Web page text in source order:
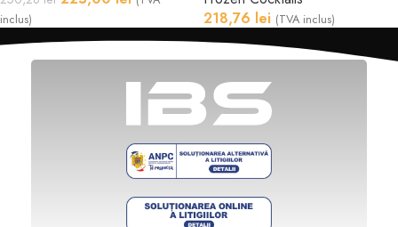
inclus)
218,76 lei (TVA inclus)